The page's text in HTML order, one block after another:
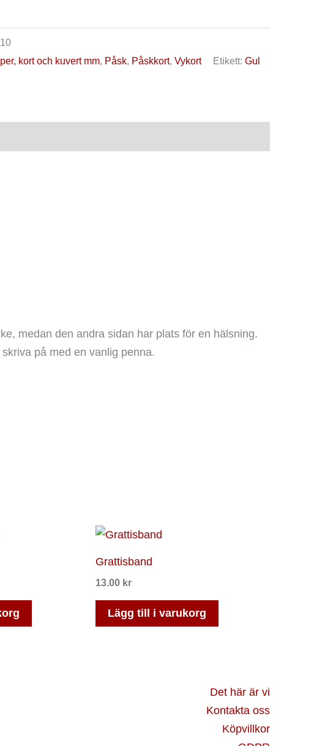
kort och kuvert mm, Påsk, Påskkort, Vykort Etikett: Gul
medan den andra sidan har plats för en hälsning.
på med en vanlig penna.
Grattisband
13.00 kr
Lägg till i varukorg
Det här är vi
Kontakta oss
Köpvillkor